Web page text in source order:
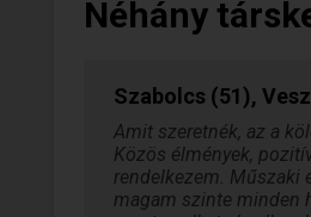
Néhány
Szabolcs (51),
Amit szeretnék, az a
Közös élmények,
rendelkezem. Műszaki
magam szinte minden